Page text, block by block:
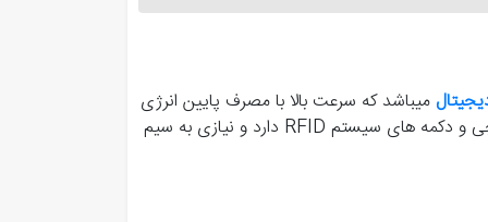
میباشد که سرعت بالا با مصرف پایین انرژی
دارد.همچنین این محصول قابلیت کار با مچ بند، کارت، جاسوییچی و دکمه های سیستم RFID دارد و نیازی به سیم